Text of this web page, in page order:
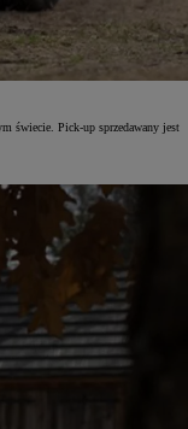
świecie. Pick-up sprzedawany jest